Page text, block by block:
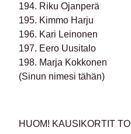
194. Riku Ojanperä
195. Kimmo Harju
196. Kari Leinonen
197. Eero Uusitalo
198. Marja Kokkonen
(Sinun nimesi tähän)
HUOM! KAUSIKORTIT